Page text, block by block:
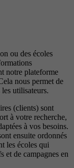
ou des écoles
notre plateforme
nous permet de
utilisateurs.
(clients) sont
à votre recherche,
à vos besoins.
ensuite ordonnés
les écoles qui
et de campagnes en